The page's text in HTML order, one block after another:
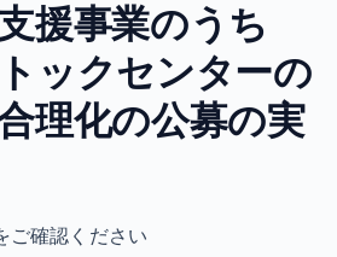
援事業のうち
ックセンターの
理化の公募の実
ご確認ください